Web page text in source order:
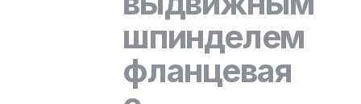
шпинделем
фланцевая